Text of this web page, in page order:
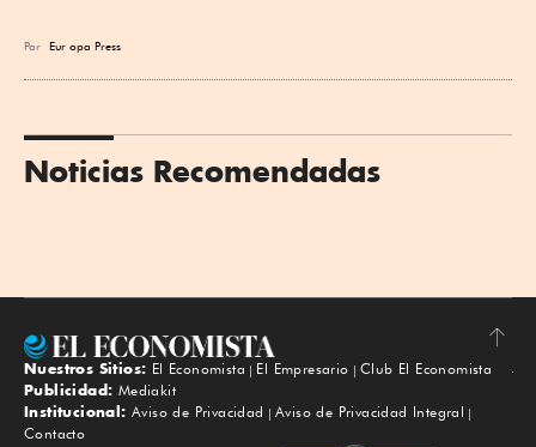
Por Eur opa Press
Noticias Recomendadas
Subir
Nuestros Sitios: El Economista El Empresario
Club El Economista
Publicidad: Mediakit
Institucional: Aviso de Privacidad
Aviso de Privacidad Integral
Contacto